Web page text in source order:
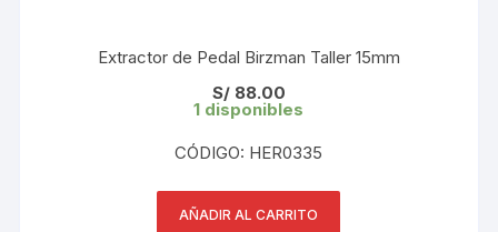
Extractor de Pedal Birzman Taller 15mm
S/88.00
1 disponibles
CÓDIGO: HER0335
AÑADIR AL CARRITO